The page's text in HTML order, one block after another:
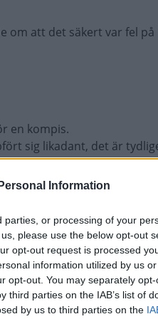
Information
or processing of your
please use the below opt-out
opt-out request is processed
information utilized by us
opt-out. You may separately
parties on the IAB’s list of
by us to third parties on the
om att det säkert var fel på
en kompis.
sig likadant, det är
låser där.
utan kostnad som good-